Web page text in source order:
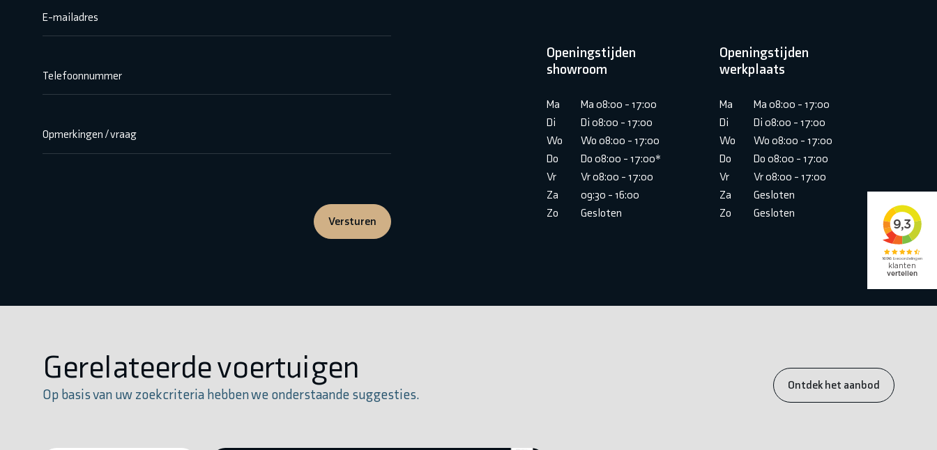
E-mailadres
Telefoonnummer
Opmerkingen / vraag
Versturen
Openingstijden
showroom
Ma
Ma 08:00 - 17:00
Di
Di 08:00 - 17:00
Wo
Wo 08:00 - 17:00
Do
Do 08:00 - 17:00*
Vr
Vr 08:00 - 17:00
Za
09:30 - 16:00
Zo
Gesloten
Openingstijden
werkplaats
Ma
Ma 08:00 - 17:00
Di
Di 08:00 - 17:00
Wo
Wo 08:00 - 17:00
Do
Do 08:00 - 17:00
Vr
Vr 08:00 - 17:00
Za
Gesloten
Zo
Gesloten
Gerelateerde voertuigen
Op basis van uw zoekcriteria hebben we onderstaande suggesties.
Ontdek het aanbod